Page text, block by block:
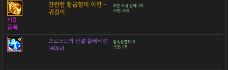
찬란한 황금향의 이면 -
귀걸이
모든 속성 강화: 25
스탯: 100
+12
증폭
프로스트의 전설 플래티넘
[40Lv]
암속성강화: 6
스탯: 25